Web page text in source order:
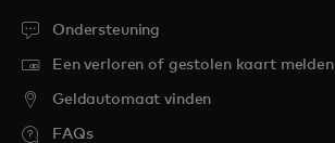
Ondersteuning
Een verloren of gestolen kaart melden
Geldautomaat vinden
FAQs